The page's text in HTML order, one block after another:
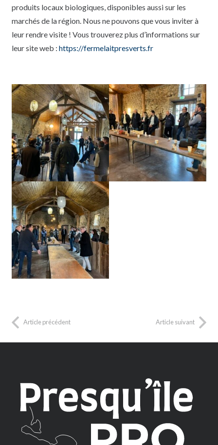
produits locaux biologiques, disponibles aussi sur les
marchés de la région. Nous ne pouvons que vous inviter à
leur rendre visite ! Vous trouverez plus d’informations sur
leur site web : https://fermelaitpresverts.fr
Article précédent Article suivant